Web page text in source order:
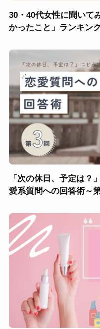
30・40代女性に聞いて
かったこと」ランキン
「次の休日、予定は？
愛系質問への回答術～